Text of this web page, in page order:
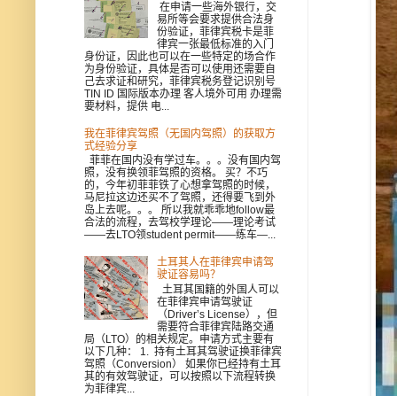
在申请一些海外银行，交
易所等会要求提供合法身
份验证，菲律宾税卡是菲
律宾一张最低标准的入门
身份证，因此也可以在一些特定的场合作
为身份验证，具体是否可以使用还需要自
己去求证和研究，菲律宾税务登记识别号
TIN ID 国际版本办理 客人境外可用 办理需
要材料，提供 电...
我在菲律宾驾照（无国内驾照）的获取方
式经验分享
菲菲在国内没有学过车。。。没有国内驾
照，没有换领菲驾照的资格。 买？不巧
的，今年初菲菲铁了心想拿驾照的时候，
马尼拉这边还买不了驾照，还得要飞到外
岛上去呢。。。 所以我就乖乖地follow最
合法的流程，去驾校学理论——理论考试
——去LTO领student permit——练车—...
土耳其人在菲律宾申请驾
驶证容易吗？
土耳其国籍的外国人可以
在菲律宾申请驾驶证
（Driver’s License），但
需要符合菲律宾陆路交通
局（LTO）的相关规定。申请方式主要有
以下几种： 1. 持有土耳其驾驶证换菲律宾
驾照（Conversion） 如果你已经持有土耳
其的有效驾驶证，可以按照以下流程转换
为菲律宾...